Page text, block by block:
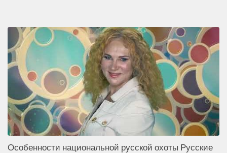
Особенности национальной русской охоты Русские